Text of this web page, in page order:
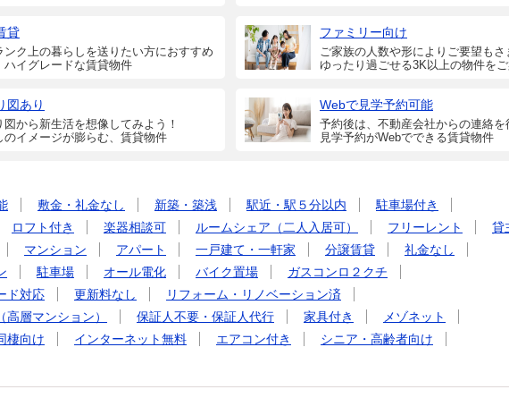
貸
ンク上の暮らしを送りたい方におすすめ
ハイグレードな賃貸物件
ファミリー向け
ご家族の人数や形によりご要望もさ
ゆったり過ごせる3K以上の物件を
図あり
図から新生活を想像してみよう！
のイメージが膨らむ、賃貸物件
Webで見学予約可能
予約後は、不動産会社からの連絡を
見学予約がWebでできる賃貸物件
敷金・礼金なし 新築・築浅 駅近・駅５分以内
駐車場付き
ロフト付き 楽器相談可 ルームシェア（二人入居可） フリーレント
貸
マンション アパート 一戸建て・一軒家 分譲賃貸
礼金なし
駐車場 オール電化 バイク置場
ガスコンロ２クチ
ド対応
更新料なし
リフォーム・リノベーション済
層マンション）
保証人不要・保証人代行 家具付き
メゾネット
棲向け
インターネット無料 エアコン付き
シニア・高齢者向け